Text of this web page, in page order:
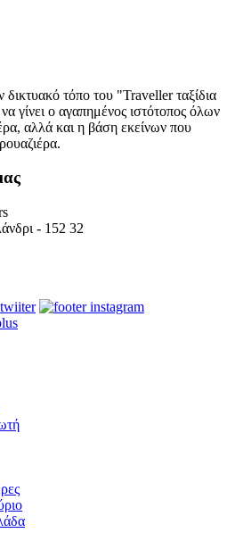
δικτυακό τόπο του "Traveller ταξίδια
γίνει ο αγαπημένος ιστότοπος όλων
αλλά και η βάση εκείνων που
- 152 32